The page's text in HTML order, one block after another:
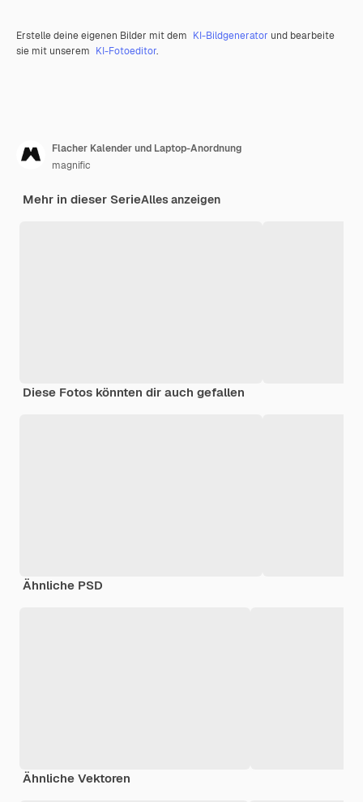
Erstelle deine eigenen Bilder mit dem KI-Bildgenerator und bearbeite
sie mit unserem KI-Fotoeditor.
Flacher Kalender und Laptop-Anordnung
magnific
Mehr in dieser SerieAlles anzeigen
Diese Fotos könnten dir auch gefallen
Ähnliche PSD
Ähnliche Vektoren